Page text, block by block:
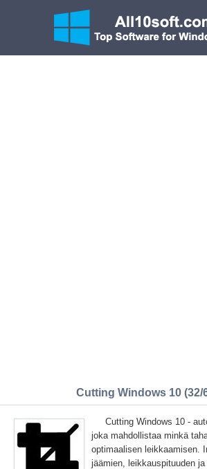
Cutting Windows 10 (32/
Cutting Windows 10 -
joka mahdollistaa minkä
optimaalisen leikkaamisen.
jäämien, leikkauspituuden